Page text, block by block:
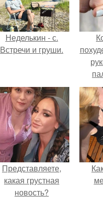
Неделькин - с.
Встречи и груши.
Представляете,
какая грустная
новость?